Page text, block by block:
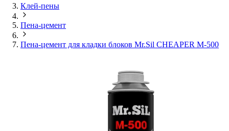
Клей-пены
Пена-цемент
Пена-цемент для кладки блоков Mr.Sil CHEAPER M-500